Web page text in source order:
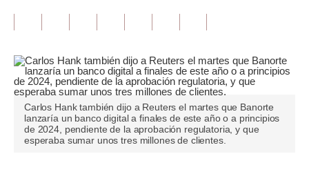
Opinión
Editorial
Pregunta de hoy
Blogs
Carlos Hank también dijo a Reuters el martes que Banorte
lanzaría un banco digital a finales de este año o a principios
de 2024, pendiente de la aprobación regulatoria, y que
esperaba sumar unos tres millones de clientes.